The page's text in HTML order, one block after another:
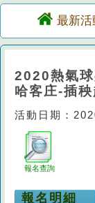
最新活
2020熱氣
哈客庄-插秧
活動日期：
報名查詢
報名明細